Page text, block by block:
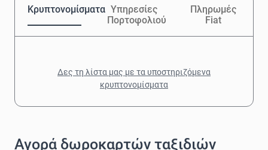
Κρυπτονομίσματα Υπηρεσίες
Πορτοφολιού
Πληρωμές
Fiat
Δες τη λίστα μας με τα υποστηριζόμενα
κρυπτονομίσματα
Αγορά δωροκαρτών ταξιδιών